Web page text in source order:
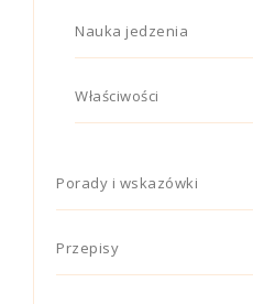
Nauka jedzenia
Właściwości
Porady i wskazówki
Przepisy